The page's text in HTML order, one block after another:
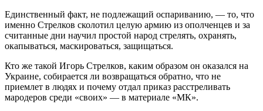
Единственный факт, не подлежащий оспариванию, — то, что
именно Стрелков сколотил целую армию из ополченцев и за
считанные дни научил простой народ стрелять, охранять,
окапываться, маскироваться, защищаться.
Кто же такой Игорь Стрелков, каким образом он оказался на
Украине, собирается ли возвращаться обратно, что не
приемлет в людях и почему отдал приказ расстреливать
мародеров среди «своих» — в материале «МК».